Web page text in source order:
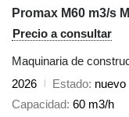
Promax M60 m3/s
Precio a consultar
Maquinaria de
2026
Estado nuevo
Capacidad 60 m3/h